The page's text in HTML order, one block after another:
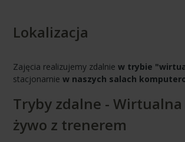
Lokalizacja
Zajęcia realizujemy zdalnie w trybie
stacjonarnie w naszych salach
Tryby zdalne - Wirtualna
żywo z trenerem